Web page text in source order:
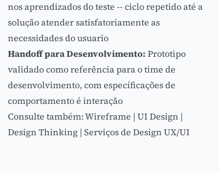
nos aprendizados do teste -- ciclo repetido até a
solução atender satisfatoriamente as
necessidades do usuario
Handoff para Desenvolvimento: Prototipo
validado como referência para o time de
desenvolvimento, com específicações de
comportamento é interação
Consulte também:Wireframe | UI Design |
Design Thinking | Serviços de Design UX/UI